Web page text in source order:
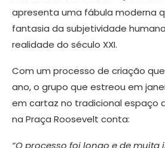
apresenta uma fábula moderna
fantasia da subjetividade
realidade do século XXI.
Com um processo de criação
ano, o grupo que estreou em
em cartaz no tradicional espaço
na Praça Roosevelt conta: